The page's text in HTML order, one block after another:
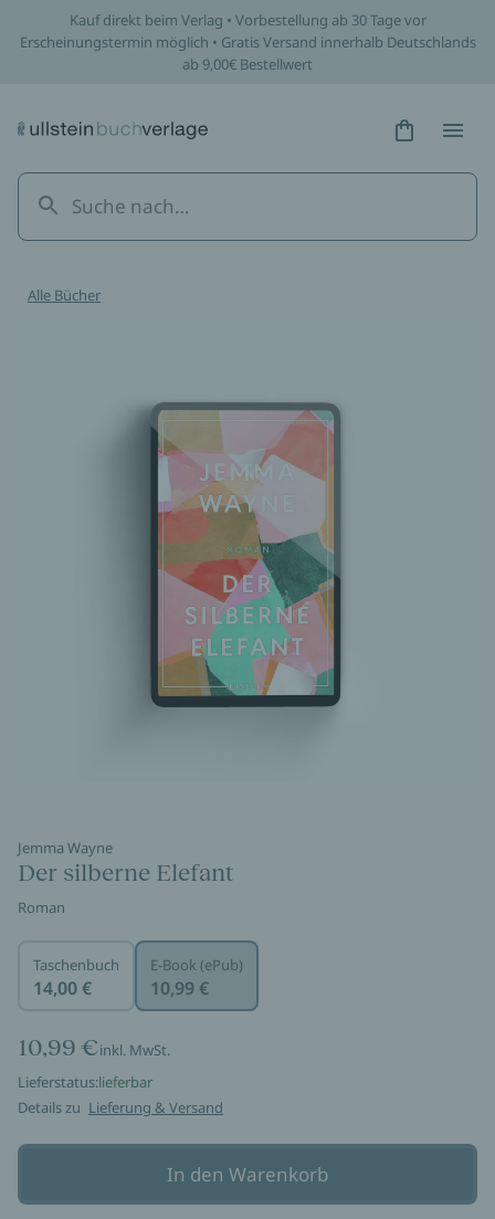
Kauf direkt beim Verlag • Vorbestellung ab 30 Tage vor
Erscheinungstermin möglich • Gratis Versand innerhalb Deutschlands
ab 9,00€ Bestellwert
Hidden
Alle Bücher
Jemma Wayne
Der silberne Elefant
Roman
Taschenbuch
14,00 €
E-Book (ePub)
10,99 €
10,99 €inkl. MwSt.
Lieferstatus:lieferbar
Details zu Lieferung & Versand
In den Warenkorb